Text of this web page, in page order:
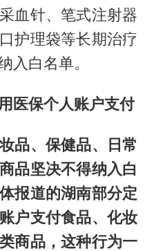
血针、笔式注射器
护理袋等长期治疗
入白名单。
医保个人账户支付
品、保健品、日常
品坚决不得纳入白
报道的湖南部分定
户支付食品、化妆
商品，这种行为一